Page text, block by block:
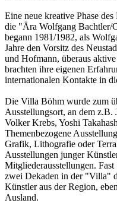
Eine neue kreative Phase
die "Ära Wolfgang Bachtler/
begann 1981/1982, als
Jahre den Vorsitz des
und Hofmann, überaus
brachten ihre eigenen
internationalen Kontakte in
Die Villa Böhm wurde zum
Ausstellungsort, an dem
Volker Krebs, Yoshi
Themenbezogene
Grafik, Lithografie oder
Ausstellungen junger
Mitgliederausstellungen.
zwei Dekaden in der "Villa"
Künstler aus der Region,
Ausland.